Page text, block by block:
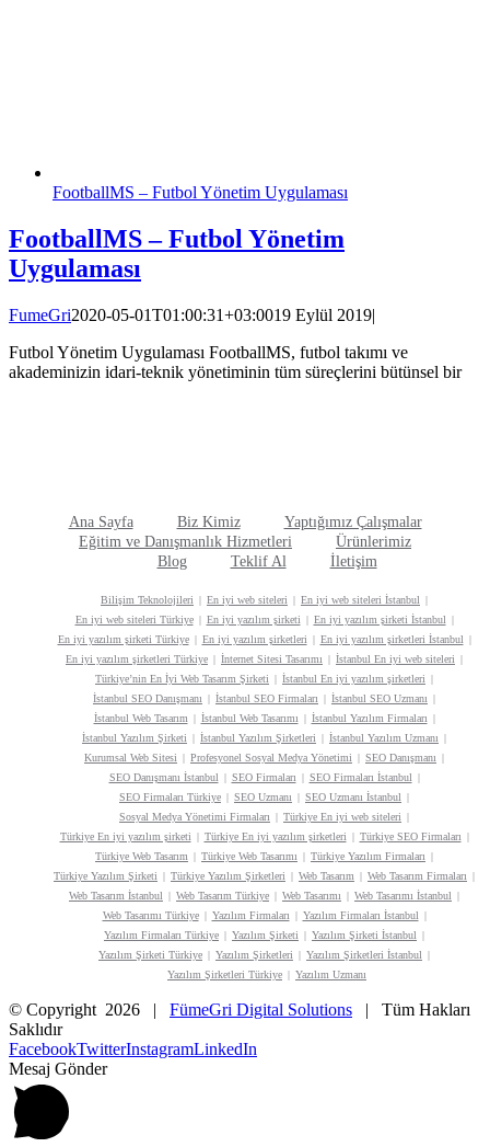
FootballMS – Futbol Yönetim Uygulaması
FootballMS – Futbol Yönetim
Uygulaması
FumeGri2020-05-01T01:00:31+03:0019 Eylül 2019|
Futbol Yönetim Uygulaması FootballMS, futbol takımı ve
akademinizin idari-teknik yönetiminin tüm süreçlerini bütünsel bir
Ana Sayfa Biz Kimiz
Yaptığımız Çalışmalar
Eğitim ve Danışmanlık Hizmetleri
Ürünlerimiz
Blog
Teklif Al İletişim
Bilişim Teknolojileri En iyi web siteleri
En iyi web siteleri İstanbul
En iyi web siteleri Türkiye
En iyi yazılım şirketi
En iyi yazılım şirketi İstanbul
En iyi yazılım şirketi Türkiye
En iyi yazılım şirketleri
En iyi yazılım şirketleri İstanbul
En iyi yazılım şirketleri Türkiye
İnternet Sitesi Tasarımı
İstanbul En iyi web siteleri
Türkiye’nin En İyi Web Tasarım Şirketi
İstanbul En iyi yazılım şirketleri
İstanbul SEO Danışmanı
İstanbul SEO Firmaları
İstanbul SEO Uzmanı
İstanbul Web Tasarım
İstanbul Web Tasarımı
İstanbul Yazılım Firmaları
İstanbul Yazılım Şirketi
İstanbul Yazılım Şirketleri
İstanbul Yazılım Uzmanı
Kurumsal Web Sitesi
Profesyonel Sosyal Medya Yönetimi
SEO Danışmanı
SEO Danışmanı İstanbul
SEO Firmaları
SEO Firmaları İstanbul
SEO Firmaları Türkiye
SEO Uzmanı
SEO Uzmanı İstanbul
Sosyal Medya Yönetimi Firmaları
Türkiye En iyi web siteleri
Türkiye En iyi yazılım şirketi
Türkiye En iyi yazılım şirketleri
Türkiye SEO Firmaları
Türkiye Web Tasarım
Türkiye Web Tasarımı
Türkiye Yazılım Firmaları
Türkiye Yazılım Şirketi
Türkiye Yazılım Şirketleri Web Tasarım
Web Tasarım Firmaları
Web Tasarım İstanbul
Web Tasarım Türkiye Web Tasarımı
Web Tasarımı İstanbul
Web Tasarımı Türkiye
Yazılım Firmaları
Yazılım Firmaları İstanbul
Yazılım Firmaları Türkiye
Yazılım Şirketi
Yazılım Şirketi İstanbul
Yazılım Şirketi Türkiye
Yazılım Şirketleri
Yazılım Şirketleri İstanbul
Yazılım Şirketleri Türkiye
Yazılım Uzmanı
© Copyright 2026 | FümeGri Digital Solutions | Tüm Hakları
Saklıdır
FacebookTwitterInstagramLinkedIn
Mesaj Gönder